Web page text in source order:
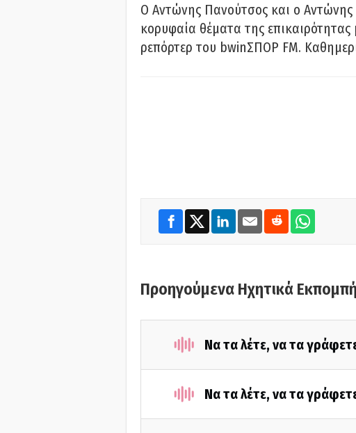
Ο Αντώνης Πανούτσος και ο Αντώνης
κορυφαία θέματα της
ρεπόρτερ του bwinΣΠΟΡ FM.
Προηγούμενα Ηχητικά
Να τα λέτε, να τα
Να τα λέτε, να τα